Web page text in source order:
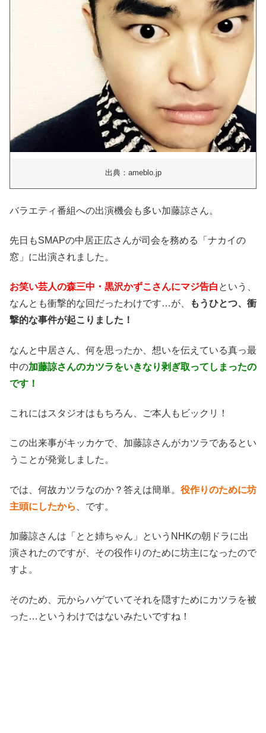
出典：ameblo.jp
バラエティ番組への出演機会も多い加藤諒さん。
先日もSMAPの中居正広さんが司会を務める「ナカイの
窓」に出演されました。
お笑い芸人の森三中・黒沢かずこさんにマジ告白 という、
なんとも衝撃的な回だったわけです…が、
もうひとつ、衝
撃的な事件が起こりました！
なんと中居さん、何を思ったか、想いを伝えている真っ最
中の加藤諒さんのカツラをいきなり剥ぎ取ってしまったの
です！
これにはスタジオはもちろん、ご本人もビックリ！
この出来事がキッカケで、加藤諒さんがカツラであるとい
うことが発覚しました。
では、何故カツラなのか？答えは簡単。 役作りのために坊
主頭にしたから
、です。
加藤諒さんは「とと姉ちゃん」というNHKの朝ドラに出
演されたのですが、その役作りのために坊主になったので
すよ。
そのため、元からハゲていてそれを隠すためにカツラを被
った…というわけではないみたいですね！